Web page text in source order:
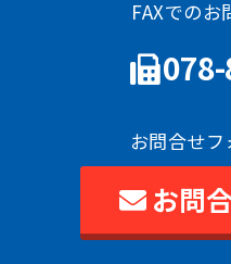
FAXでのお
お問合せ
お問